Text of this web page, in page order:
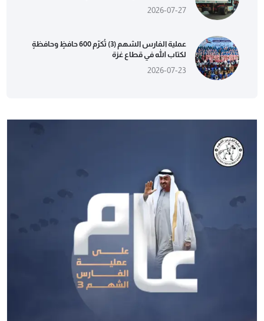
2026-07-27
عملية الفارس الشهم (3) تُكرّم 600 حافظٍ وحافظةٍ
لكتاب الله في قطاع غزة
2026-07-23